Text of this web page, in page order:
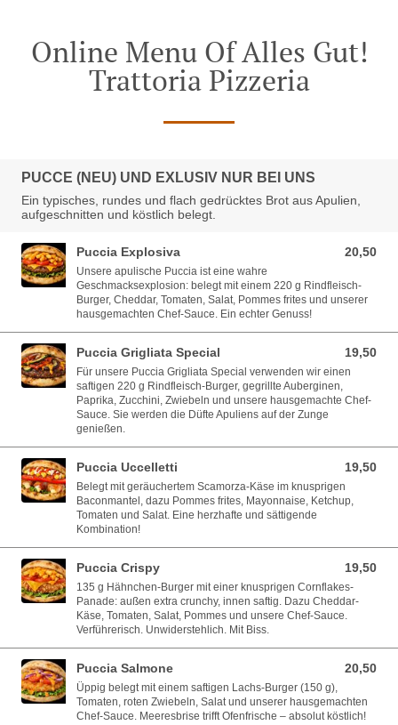
Online Menu Of Alles Gut!
Trattoria Pizzeria
PUCCE (NEU) UND EXLUSIV NUR BEI UNS
Ein typisches, rundes und flach gedrücktes Brot aus Apulien,
aufgeschnitten und köstlich belegt.
Puccia Explosiva 20,50
20,50 EUR
Unsere apulische Puccia ist eine wahre
Geschmacksexplosion: belegt mit einem 220 g Rindfleisch-
Burger, Cheddar, Tomaten, Salat, Pommes frites und unserer
hausgemachten Chef-Sauce. Ein echter Genuss!
Puccia Grigliata Special 19,50
19,50 EUR
Für unsere Puccia Grigliata Special verwenden wir einen
saftigen 220 g Rindfleisch-Burger, gegrillte Auberginen,
Paprika, Zucchini, Zwiebeln und unsere hausgemachte Chef-
Sauce. Sie werden die Düfte Apuliens auf der Zunge
genießen.
Puccia Uccelletti 19,50
19,50 EUR
Belegt mit geräuchertem Scamorza-Käse im knusprigen
Baconmantel, dazu Pommes frites, Mayonnaise, Ketchup,
Tomaten und Salat. Eine herzhafte und sättigende
Kombination!
Puccia Crispy 19,50
19,50 EUR
135 g Hähnchen-Burger mit einer knusprigen Cornflakes-
Panade: außen extra crunchy, innen saftig. Dazu Cheddar-
Käse, Tomaten, Salat, Pommes und unsere Chef-Sauce.
Verführerisch. Unwiderstehlich. Mit Biss.
Puccia Salmone 20,50
20,50 EUR
Üppig belegt mit einem saftigen Lachs-Burger (150 g),
Tomaten, roten Zwiebeln, Salat und unserer hausgemachten
Chef-Sauce. Meeresbrise trifft Ofenfrische – absolut köstlich!